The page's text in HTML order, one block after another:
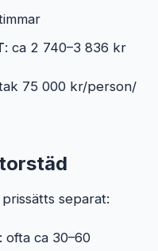
: ca 2 740–3 836 kr
75 000 kr/person/
separat:
: ofta ca 30–60